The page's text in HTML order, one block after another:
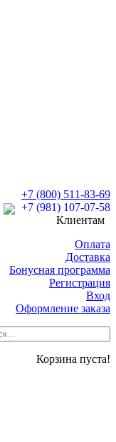
+7 (800) 511-83-69
+7 (981) 107-07-58
Клиентам
Оплата
Доставка
Бонусная программа
Регистрация
Вход
Оформление заказа
Корзина пуста!